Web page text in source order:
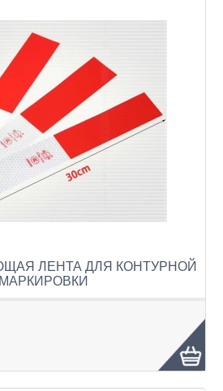
ЛЕНТА ДЛЯ КОНТУРНОЙ
МАРКИРОВКИ